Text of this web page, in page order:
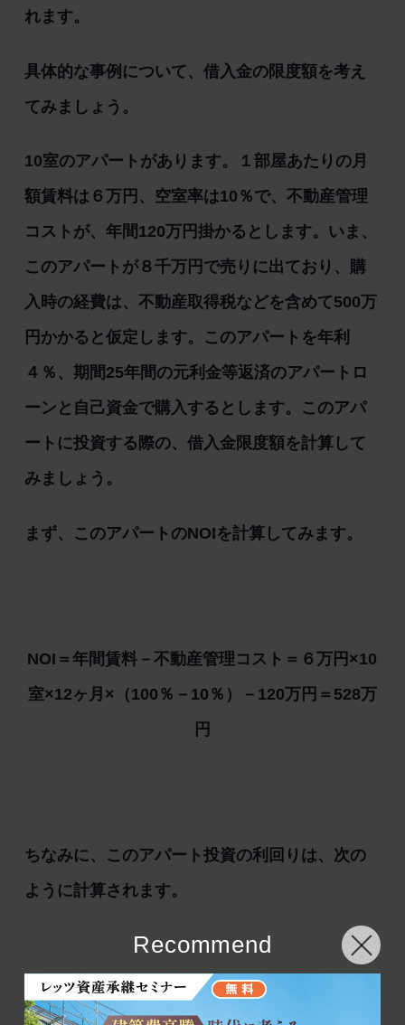
れます。
具体的な事例について、借入金の限度額を考え
てみましょう。
10室のアパートがあります。１部屋あたりの月
額賃料は６万円、空室率は10％で、不動産管理
コストが、年間120万円掛かるとします。いま、
このアパートが８千万円で売りに出ており、購
入時の経費は、不動産取得税などを含めて500万
円かかると仮定します。このアパートを年利
４％、期間25年間の元利金等返済のアパートロ
ーンと自己資金で購入するとします。このアパ
ートに投資する際の、借入金限度額を計算して
みましょう。
まず、このアパートのNOIを計算してみます。
NOI＝年間賃料－不動産管理コスト＝６万円×10
室×12ヶ月×（100％－10％）－120万円＝528万
円
ちなみに、このアパート投資の利回りは、次の
ように計算されます。
ネット利回り＝528万円÷（8,000万円＋500万
Recommend